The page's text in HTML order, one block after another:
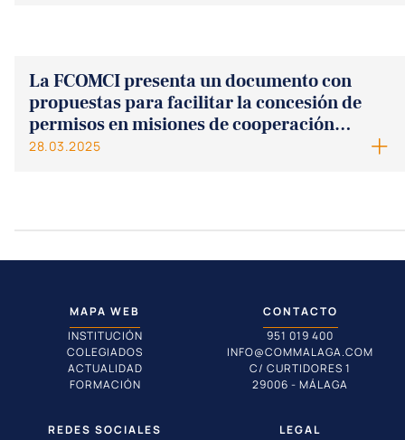
La FCOMCI presenta un documento con
propuestas para facilitar la concesión de
permisos en misiones de cooperación
internacional
28.03.2025
MAPA WEB
INSTITUCIÓN
COLEGIADOS
ACTUALIDAD
FORMACIÓN
CONTACTO
951 019 400
INFO@COMMALAGA.COM
C/ CURTIDORES 1
29006 - MÁLAGA
REDES SOCIALES LEGAL